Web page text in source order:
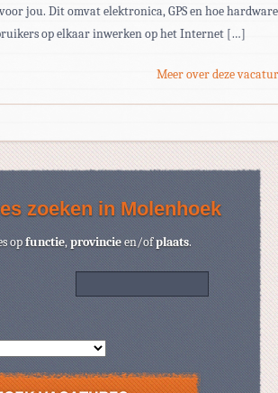
jou. Dit omvat elektronica, GPS en hoe
op elkaar inwerken op het Internet […]
Meer over deze
zoeken in Molenhoek
opfunctie,provincieen/ofplaats.